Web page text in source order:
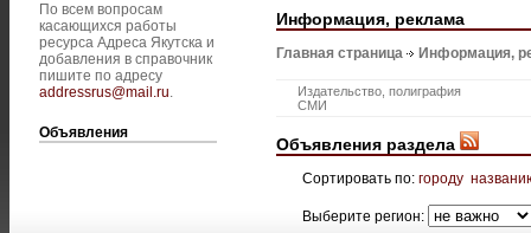
По всем вопросам
касающихся работы
ресурса Адреса Якутска и
добавления в справочник
пишите по адресу
addressrus@mail.ru.
Объявления
Информация, реклама
Главная страница Информация,
Издательство, полиграфия
СМИ
Объявления раздела
Сортировать по: городу
Выберите регион: